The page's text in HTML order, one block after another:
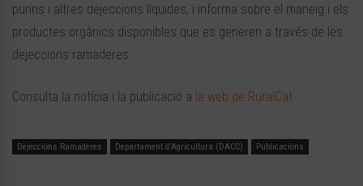
purins i altres dejeccions líquides, i informa sobre el maneig i els
productes orgànics disponibles que es generen a través de les
dejeccions ramaderes.
Consulta la notícia i la publicació a la web de RuralCat
Dejeccions Ramaderes Departament d'Agricultura (DACC) Publicacions